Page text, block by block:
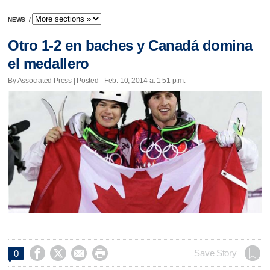
NEWS /
Otro 1-2 en baches y Canadá domina
el medallero
By Associated Press | Posted - Feb. 10, 2014 at 1:51 p.m.
0     Save Story